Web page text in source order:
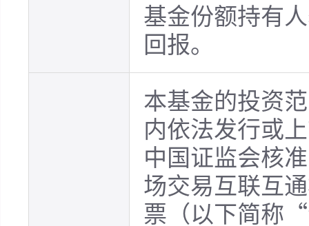
基金份额持有
回报。
本基金的投资
内依法发行或
中国证监会核
场交易互联互
票（以下简称